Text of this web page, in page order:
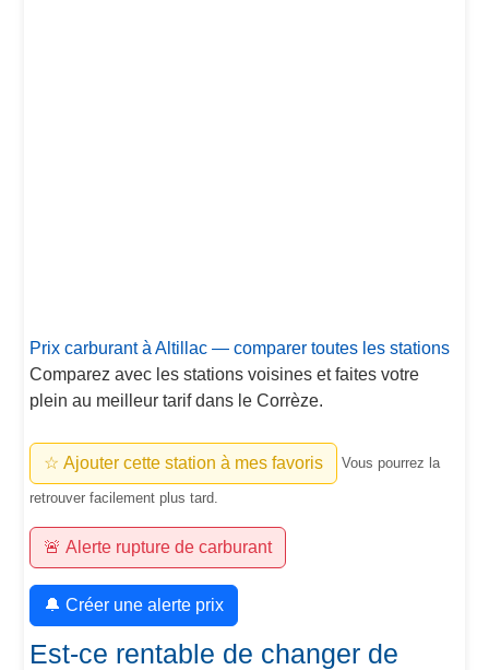
Prix carburant à Altillac — comparer toutes les stations
Comparez avec les stations voisines et faites votre
plein au meilleur tarif dans le Corrèze.
☆ Ajouter cette station à mes favoris Vous pourrez la
retrouver facilement plus tard.
🚨 Alerte rupture de carburant
🔔 Créer une alerte prix
Est-ce rentable de changer de